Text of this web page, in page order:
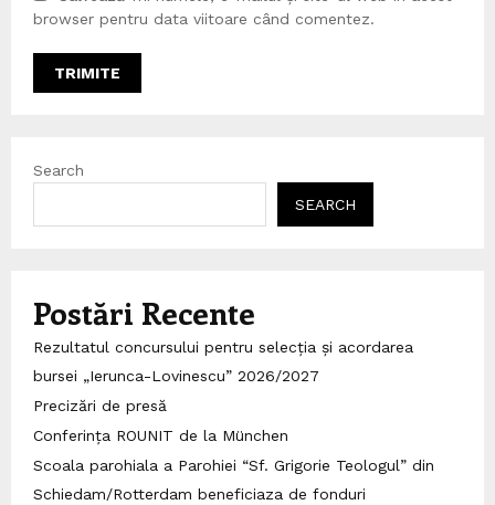
browser pentru data viitoare când comentez.
Search
SEARCH
Postări Recente
Rezultatul concursului pentru selecția și acordarea
bursei „Ierunca-Lovinescu” 2026/2027
Precizări de presă
Conferința ROUNIT de la München
Scoala parohiala a Parohiei “Sf. Grigorie Teologul” din
Schiedam/Rotterdam beneficiaza de fonduri